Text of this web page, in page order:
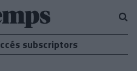
subscriptors